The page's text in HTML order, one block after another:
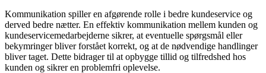
Kommunikation spiller en afgørende rolle i bedre kundeservice og
derved bedre nætter. En effektiv kommunikation mellem kunden og
kundeservicemedarbejderne sikrer, at eventuelle spørgsmål eller
bekymringer bliver forstået korrekt, og at de nødvendige handlinger
bliver taget. Dette bidrager til at opbygge tillid og tilfredshed hos
kunden og sikrer en problemfri oplevelse.